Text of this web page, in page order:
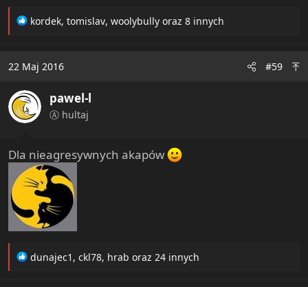
R
t
o
n
s
kordek, tomislav, woolybully oraz 8 innych
22 Maj 2016 #59
pawel-l
Ⓐ hultaj
Dla nieagresywnych akapów
R
dunajec1 , ckl78, hrab oraz 24 innych